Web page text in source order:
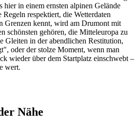
hier in einem ernsten alpinen Gelände
respektiert, die Wetterdaten
Grenzen kennt, wird am Drumont mit
schönsten gehören, die Mitteleuropa zu
Gleiten in der abendlichen Restitution,
oder der stolze Moment, wenn man
wieder über dem Startplatz einschwebt –
wert.
Nähe